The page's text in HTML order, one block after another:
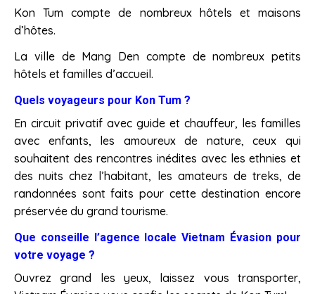
Kon Tum compte de nombreux hôtels et maisons
d’hôtes.
La ville de Mang Den compte de nombreux petits
hôtels et familles d’accueil.
Quels voyageurs pour Kon Tum ?
En circuit privatif avec guide et chauffeur, les familles
avec enfants, les amoureux de nature, ceux qui
souhaitent des rencontres inédites avec les ethnies et
des nuits chez l’habitant, les amateurs de treks, de
randonnées sont faits pour cette destination encore
préservée du grand tourisme.
Que conseille l’agence locale Vietnam Évasion pour
votre voyage ?
Ouvrez grand les yeux, laissez vous transporter,